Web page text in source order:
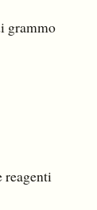
grammo
reagenti